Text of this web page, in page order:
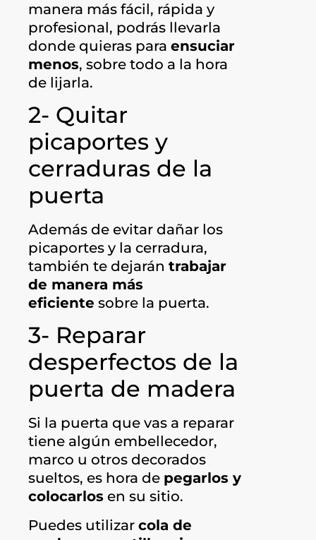
manera más fácil, rápida y
profesional, podrás llevarla
donde quieras para ensuciar
menos, sobre todo a la hora
de lijarla.
2- Quitar
picaportes y
cerraduras de la
puerta
Además de evitar dañar los
picaportes y la cerradura,
también te dejarán trabajar
de manera más
eficiente sobre la puerta.
3- Reparar
desperfectos de la
puerta de madera
Si la puerta que vas a reparar
tiene algún embellecedor,
marco u otros decorados
sueltos, es hora de pegarlos y
colocarlos en su sitio.
Puedes utilizar cola de